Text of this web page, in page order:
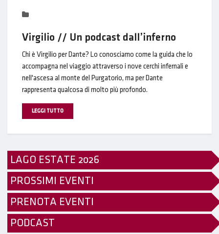
Virgilio // Un podcast dall’inferno
Chi è Virgilio per Dante? Lo conosciamo come la guida che lo
accompagna nel viaggio attraverso i nove cerchi infernali e
nell'ascesa al monte del Purgatorio, ma per Dante
rappresenta qualcosa di molto più profondo.
LEGGI TUTTO
LAGO ESTATE 2026
PROSSIMI EVENTI
PRENOTA EVENTI
PODCAST